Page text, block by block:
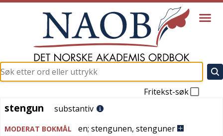
Fritekst-søk
stengun
stengun substantiv
MODERAT BOKMÅL en; stengunen, stenguner